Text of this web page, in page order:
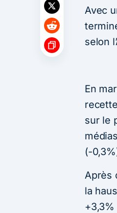
Avec
selon
En
sur le
(-
Après
la